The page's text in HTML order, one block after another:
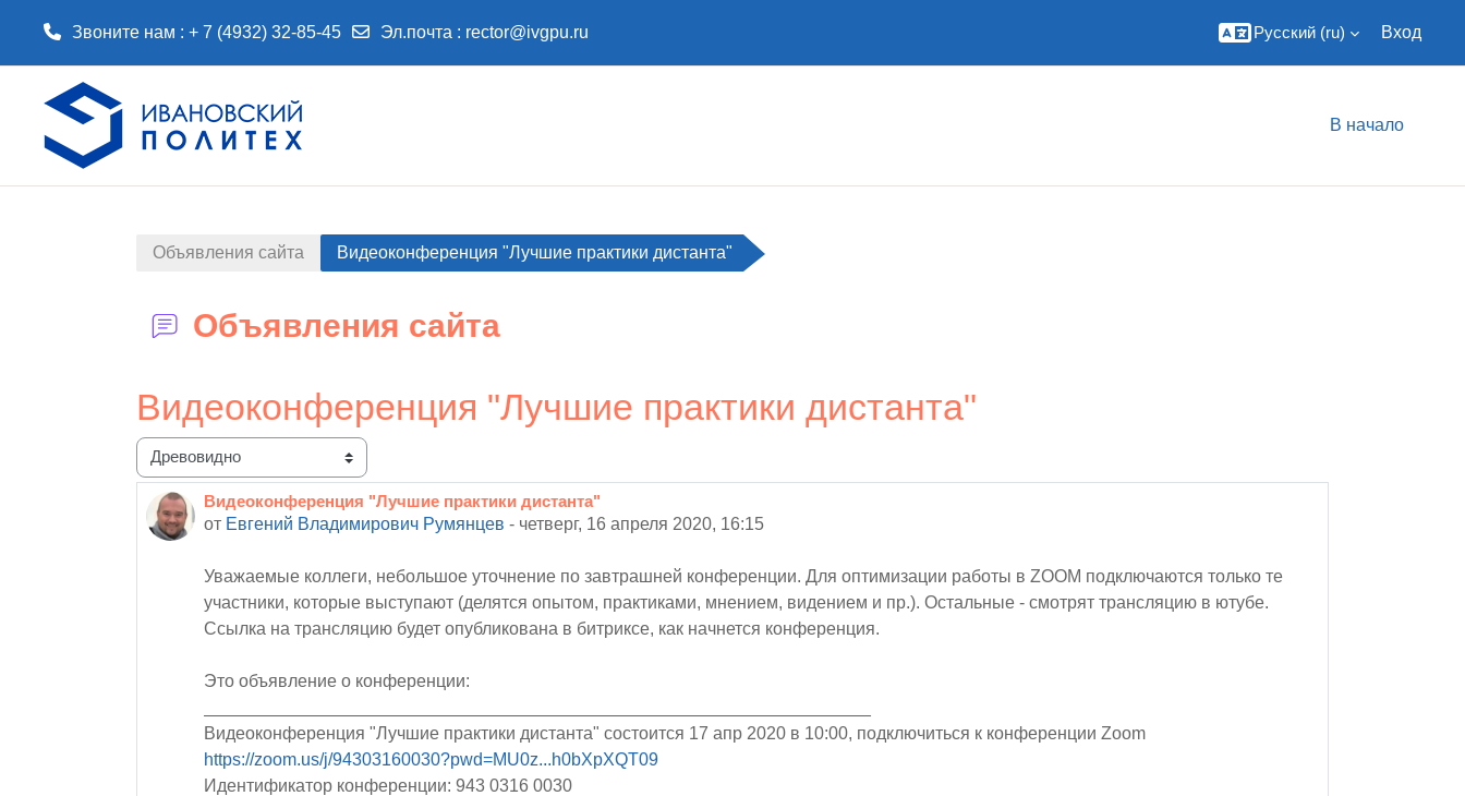
Звоните нам : + 7 (4932) 32-85-45 Эл.почта : rector@ivgpu.ru Русский ‎(ru)‎ Вход
В начало
Объявления сайта Видеоконференция "Лучшие практики дистанта"
Объявления сайта
Видеоконференция "Лучшие практики дистанта"
Режим отображения
Видеоконференция "Лучшие практики дистанта"
от Евгений Владимирович Румянцев - четверг, 16 апреля 2020, 16:15
Количество ответов: 0
Уважаемые коллеги, небольшое уточнение по завтрашней конференции. Для оптимизации работы в ZOOM подключаются только те
участники, которые выступают (делятся опытом, практиками, мнением, видением и пр.). Остальные - смотрят трансляцию в ютубе.
Ссылка на трансляцию будет опубликована в битриксе, как начнется конференция.
Это объявление о конференции:
Видеоконференция "Лучшие практики дистанта" состоится 17 апр 2020 в 10:00, подключиться к конференции Zoom
https://zoom.us/j/94303160030?pwd=MU0z...h0bXpXQT09
Идентификатор конференции: 943 0316 0030